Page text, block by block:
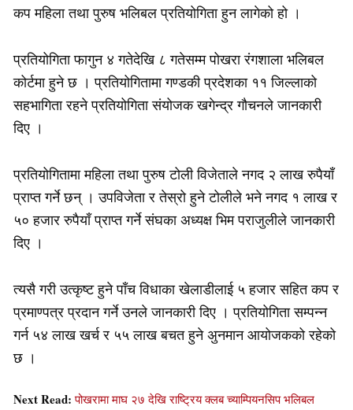
कप महिला तथा पुरुष भलिबल प्रतियोगिता हुन लागेको हो ।
प्रतियोगिता फागुन ४ गतेदेखि ८ गतेसम्म पोखरा रंगशाला भलिबल
कोर्टमा हुने छ । प्रतियोगितामा गण्डकी प्रदेशका ११ जिल्लाको
सहभागिता रहने प्रतियोगिता संयोजक खगेन्द्र गौचनले जानकारी
दिए ।
प्रतियोगितामा महिला तथा पुरुष टोली विजेताले नगद २ लाख रुपैयाँ
प्राप्त गर्ने छन् । उपविजेता र तेस्रो हुने टोलीले भने नगद १ लाख र
५० हजार रुपैयाँ प्राप्त गर्ने संघका अध्यक्ष भिम पराजुलीले जानकारी
दिए ।
त्यसै गरी उत्कृष्ट हुने पाँच विधाका खेलाडीलाई ५ हजार सहित कप र
प्रमाण्पत्र प्रदान गर्ने उनले जानकारी दिए । प्रतियोगिता सम्पन्न
गर्न ५४ लाख खर्च र ५५ लाख बचत हुने अुनमान आयोजकको रहेको
छ ।
Next Read:पोखरामा माघ २७ देखि राष्ट्रिय क्लब च्याम्पियनसिप भलिबल